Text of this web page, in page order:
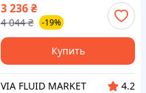
BILSTEIN
3 236₴
4 044 ₴ -19%
Купить
VIA FLUID MARKET
4.2